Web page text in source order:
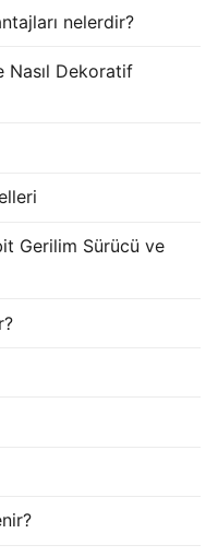
nelerdir?
Nasıl Dekoratif
Gerilim Sürücü ve